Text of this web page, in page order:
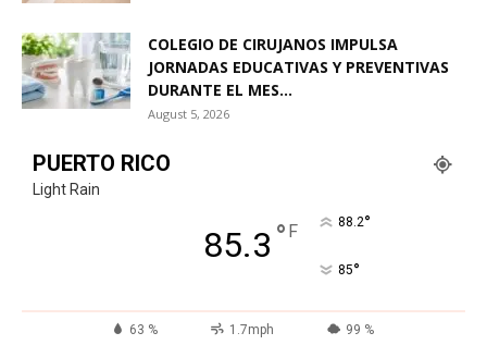
COLEGIO DE CIRUJANOS IMPULSA
JORNADAS EDUCATIVAS Y PREVENTIVAS
DURANTE EL MES...
August 5, 2026
PUERTO RICO
Light Rain
85.3 ° F 88.2°
85°
63 % 1.7mph 99 %